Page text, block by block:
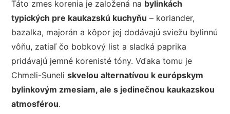
Táto zmes korenia je založená na bylinkách
typických pre kaukazskú kuchyňu – koriander,
bazalka, majorán a kôpor jej dodávajú sviežu bylinnú
vôňu, zatiaľ čo bobkový list a sladká paprika
pridávajú jemné korenisté tóny. Vďaka tomu je
Chmeli-Suneliskvelou alternatívou k európskym
bylinkovým zmesiam, ale s jedinečnou kaukazskou
atmosférou.